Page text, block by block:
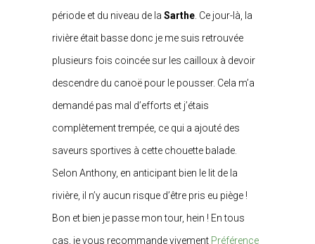
période et du niveau de la Sarthe. Ce jour-là, la
rivière était basse donc je me suis retrouvée
plusieurs fois coincée sur les cailloux à devoir
descendre du canoë pour le pousser. Cela m’a
demandé pas mal d’efforts et j’étais
complètement trempée, ce qui a ajouté des
saveurs sportives à cette chouette balade.
Selon Anthony, en anticipant bien le lit de la
rivière, il n’y aucun risque d’être pris eu piège !
Bon et bien je passe mon tour, hein ! En tous
cas, je vous recommande vivement Préférence